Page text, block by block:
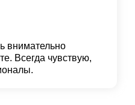
внимательно
Всегда чувствую,